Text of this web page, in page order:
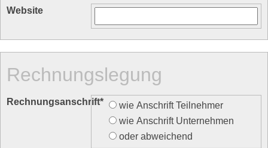
Website
Rechnungslegung
Rechnungsanschrift*
wie Anschrift Teilnehmer
wie Anschrift Unternehmen
oder abweichend